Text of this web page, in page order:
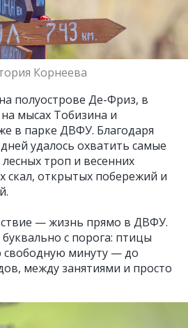
Корнеева
полуострове Де-Фриз, в
мысах Тобизина и
в парке ДВФУ. Благодаря
удалось охватить самые
троп и весенних
скал, открытых побережий и
— жизнь прямо в ДВФУ.
с порога: птицы
минуту — до
между занятиями и просто